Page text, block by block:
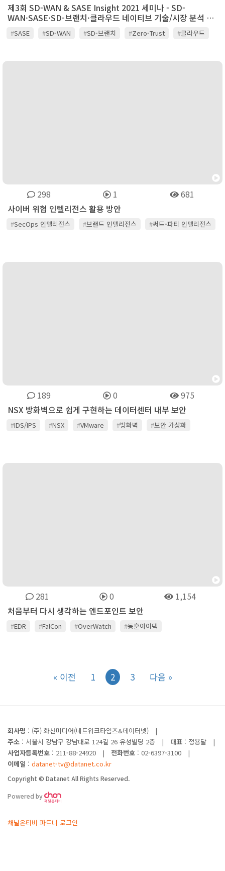
제3회 SD-WAN & SASE Insight 2021 세미나 - SD-
WAN·SASE·SD-브랜치·클라우드 네이티브 기술/시장 분석 및
#SASE #SD-WAN #SD-브랜치 #Zero-Trust #클라우드
298 1
681
사이버 위협 인텔리전스 활용 방안
#SecOps 인텔리전스 #브랜드 인텔리전스 #써드-파티 인텔리전스
189 0
975
NSX 방화벽으로 쉽게 구현하는 데이터센터 내부 보안
#IDS/IPS #NSX #VMware #방화벽 #보안 가상화
281 0
1,154
처음부터 다시 생각하는 엔드포인트 보안
#EDR #FalCon #OverWatch #동훈아이텍
« 이전 1 2 3 다음 »
회사명 : (주) 화산미디어(네트워크타임즈&데이터넷)
|
주소 : 서울시 강남구 강남대로 124길 26 유성빌딩 2층 | 대표 : 정용달
|
사업자등록번호 : 211-88-24920 | 전화번호 : 02-6397-3100
|
이메일 : datanet-tv@datanet.co.kr
Copyright © Datanet All Rights Reserved.
Powered by
채널온티비 파트너 로그인